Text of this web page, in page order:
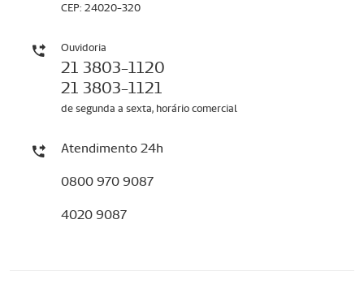
CEP: 24020-320
Ouvidoria
21 3803-1120
21 3803-1121
de segunda a sexta, horário comercial
Atendimento 24h
0800 970 9087
4020 9087